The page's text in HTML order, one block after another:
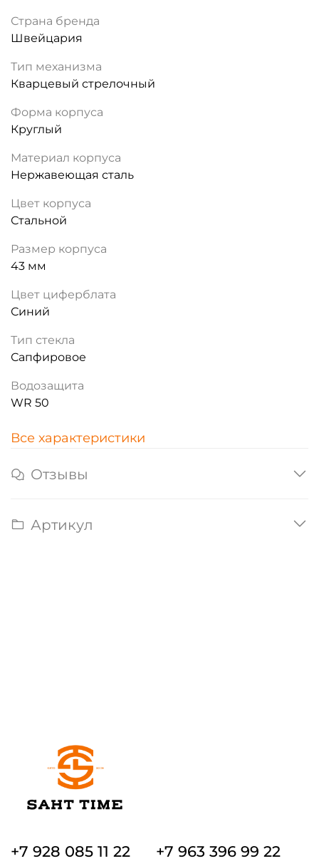
Страна бренда
Швейцария
Тип механизма
Кварцевый стрелочный
Форма корпуса
Круглый
Материал корпуса
Нержавеющая сталь
Цвет корпуса
Стальной
Размер корпуса
43 мм
Цвет циферблата
Синий
Тип стекла
Сапфировое
Водозащита
WR 50
Все характеристики
Отзывы
Артикул
+7 928 085 11 22 +7 963 396 99 22